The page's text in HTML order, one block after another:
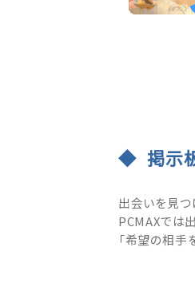
掲示
出会いを見つ
PCMAXでは
「希望の相手